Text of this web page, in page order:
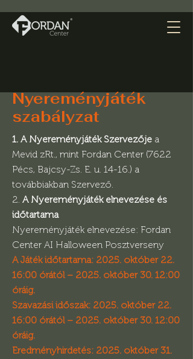
Nyereményjáték
szabályzat
1. A Nyereményjáték Szervezője a
Mevid zRt., mint Fordan Center (7622
Pécs, Bajcsy-Zs. E. u. 14-16.) a
továbbiakban Szervező.
2. A Nyereményjáték elnevezése és
időtartama
Nyereményjáték elnevezése: Fordan
Center AI Halloween Posztverseny
A Játék időtartama: 2025. október 22.
16:00 órától – 2025. október 30. 12:00
óráig.
Szavazási időszak: 2025. október 22.
16:00 órától – 2025. október 30. 12:00
óráig.
Eredményhirdetés: 2025. október 31.